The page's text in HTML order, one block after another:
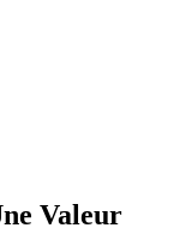
Valeur